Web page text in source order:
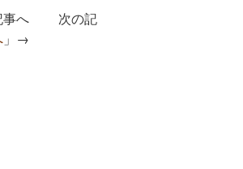
事へ 次の記
」→